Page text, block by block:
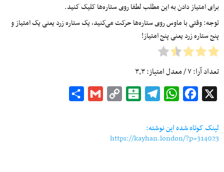
برای امتیاز دادن به این مطلب لطفا روی ستاره‌ها کلیک کنید.
توجه: وقتی با ماوس روی ستاره‌ها حرکت می‌کنید، یک ستاره زرد یعنی یک امتیاز و
پنج ستاره زرد یعنی پنج امتیاز!
تعداد آرا:۷/ معدل امتیاز:۳٫۳
Facebook
WhatsApp
Telegram
Balatarin
Copy
Gmail
لینک کوتاه شده این نوشته:
https://kayhan.london/?p=314023